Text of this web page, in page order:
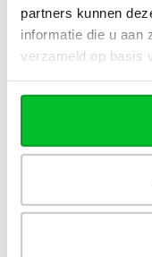
partners kunnen
informatie die u aan
verzameld op basis
Hoe verschilt
hybride
Wat is het
Waarom is